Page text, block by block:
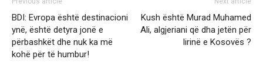
BDI: Evropa është destinacioni
ynë, është detyra jonë e
përbashkët dhe nuk ka më
kohë për të humbur!
Kush është Murad Muhamed
Ali, algjeriani që dha jetën për
lirinë e Kosovës ?